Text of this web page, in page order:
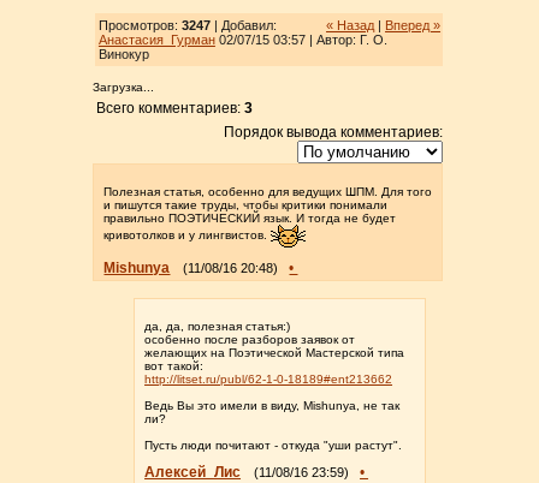
« Назад | Вперед »
Просмотров: 3247| Добавил:
Анастасия_Гурман02/07/15 03:57 | Автор: Г. О.
Винокур
Загрузка...
Всего комментариев:3
Порядок вывода комментариев:
Полезная статья, особенно для ведущих ШПМ. Для того
и пишутся такие труды, чтобы критики понимали
правильно ПОЭТИЧЕСКИЙ язык. И тогда не будет
кривотолков и у лингвистов.
Mishunya (11/08/16 20:48) •
да, да, полезная статья:)
особенно после разборов заявок от
желающих на Поэтической Мастерской типа
вот такой:
http://litset.ru/publ/62-1-0-18189#ent213662
Ведь Вы это имели в виду, Mishunya, не так
ли?
Пусть люди почитают - откуда "уши растут".
Алексей_Лис (11/08/16 23:59) •